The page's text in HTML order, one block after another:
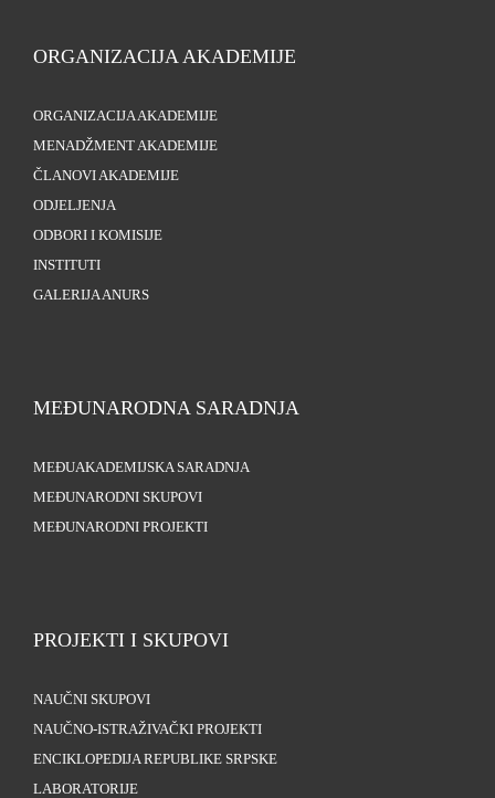
ORGANIZACIJA AKADEMIJE
ORGANIZACIJA AKADEMIJE
MENADŽMENT AKADEMIJE
ČLANOVI AKADEMIJE
ODJELJENJA
ODBORI I KOMISIJE
INSTITUTI
GALERIJA ANURS
MEĐUNARODNA SARADNJA
MEĐUAKADEMIJSKA SARADNJA
MEĐUNARODNI SKUPOVI
MEĐUNARODNI PROJEKTI
PROJEKTI I SKUPOVI
NAUČNI SKUPOVI
NAUČNO-ISTRAŽIVAČKI PROJEKTI
ENCIKLOPEDIJA REPUBLIKE SRPSKE
LABORATORIJE